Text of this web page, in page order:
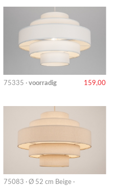
75335 · voorradig 159,00
75083 · Ø 52 cm Beige ·